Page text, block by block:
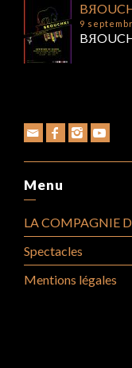
RUNNING
de
9
Menu
LA COMPAGNIE
Spectacles
Mentions légales